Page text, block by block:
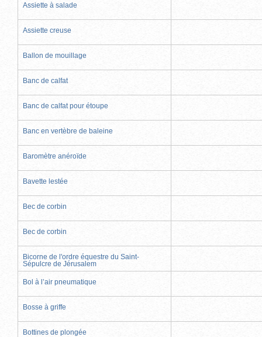
Assiette à salade
Assiette creuse
Ballon de mouillage
Banc de calfat
Banc de calfat pour étoupe
Banc en vertèbre de baleine
Baromètre anéroïde
Bavette lestée
Bec de corbin
Bec de corbin
Bicorne de l'ordre équestre du Saint-
Sépulcre de Jérusalem
Bol à l’air pneumatique
Bosse à griffe
Bottines de plongée